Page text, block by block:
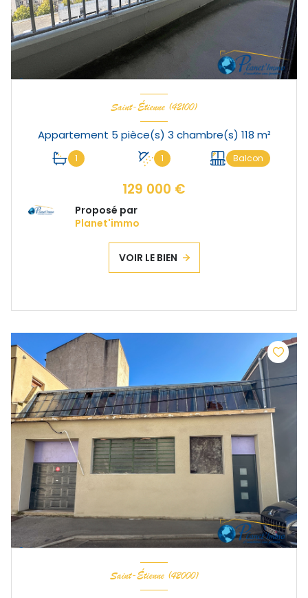
Saint-Étienne (42100)
Appartement 5 pièce(s) 3 chambre(s) 118 m²
1 1 Balcon
129 000 €
Proposé par
Planet'immo
VOIR LE BIEN
Saint-Étienne (42000)